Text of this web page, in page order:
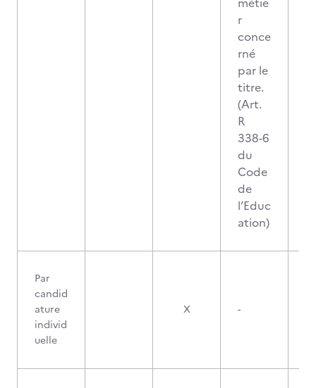
r
conce
rné
par le
titre.
(Art.
R
338-6
du
Code
de
l’Educ
ation)
Par
candid
ature
individ
uelle
X -